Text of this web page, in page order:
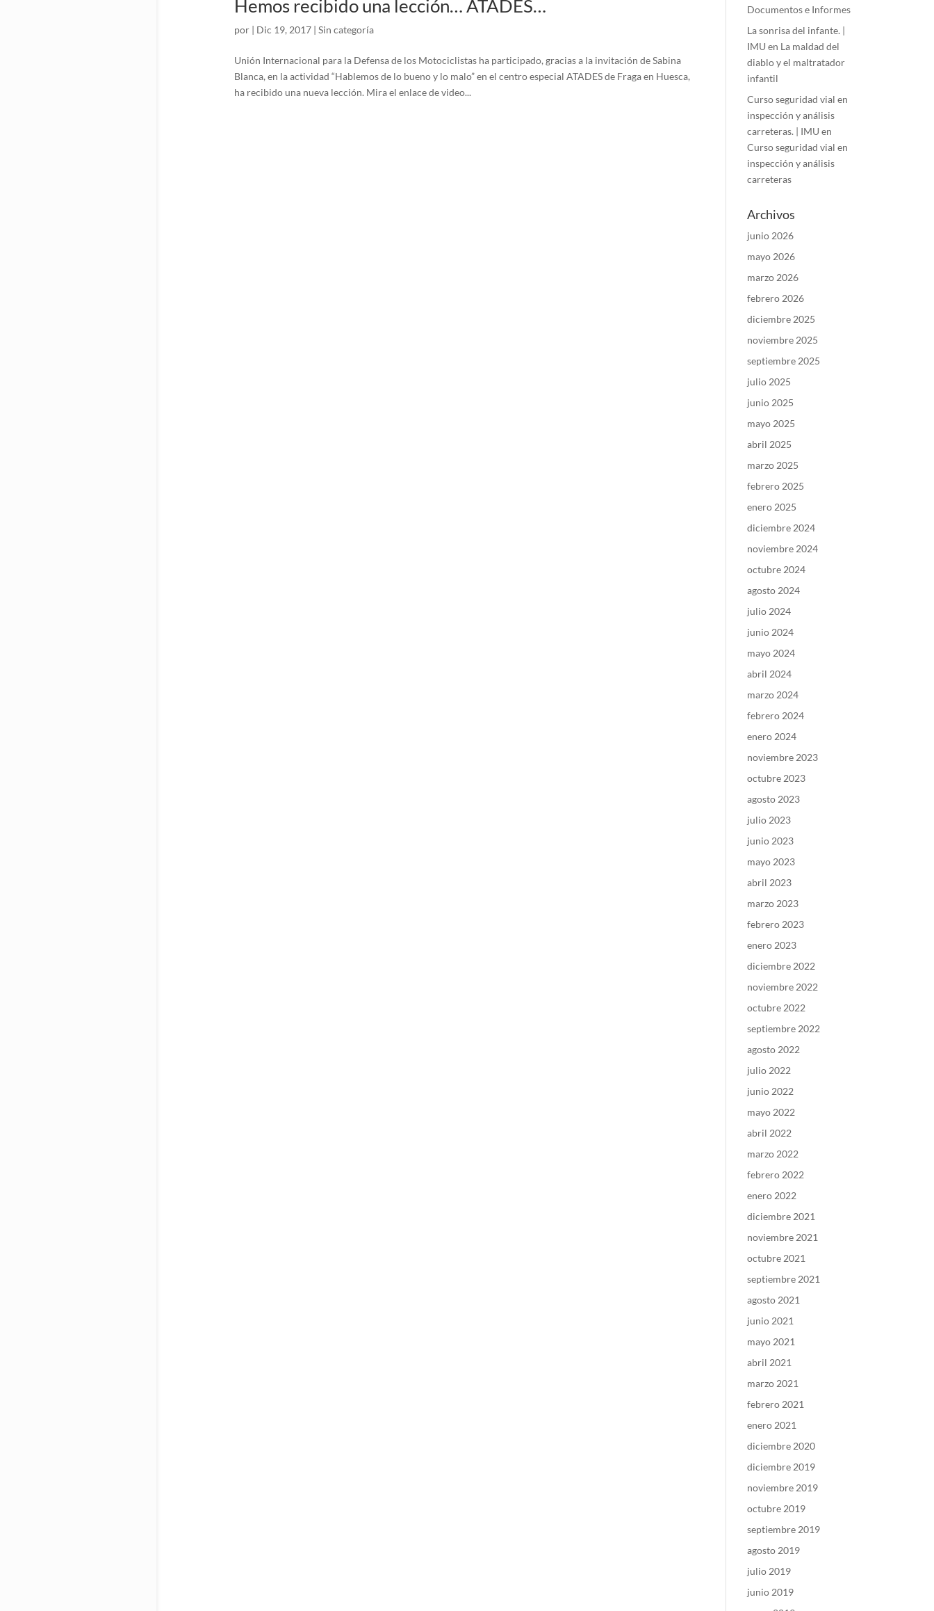
Hemos recibido una lección… ATADES…
por | Dic 19, 2017| Sin categoría
Unión Internacional para la Defensa de los Motociclistas ha participado, gracias a la invitación de Sabina
Blanca, en la actividad “Hablemos de lo bueno y lo malo” en el centro especial ATADES de Fraga en Huesca,
ha recibido una nueva lección. Mira el enlace de video...
Documentos e Informes
La sonrisa del infante. |
IMU en La maldad del
diablo y el maltratador
infantil
Curso seguridad vial en
inspección y análisis
carreteras. | IMU en
Curso seguridad vial en
inspección y análisis
carreteras
Archivos
junio 2026
mayo 2026
marzo 2026
febrero 2026
diciembre 2025
noviembre 2025
septiembre 2025
julio 2025
junio 2025
mayo 2025
abril 2025
marzo 2025
febrero 2025
enero 2025
diciembre 2024
noviembre 2024
octubre 2024
agosto 2024
julio 2024
junio 2024
mayo 2024
abril 2024
marzo 2024
febrero 2024
enero 2024
noviembre 2023
octubre 2023
agosto 2023
julio 2023
junio 2023
mayo 2023
abril 2023
marzo 2023
febrero 2023
enero 2023
diciembre 2022
noviembre 2022
octubre 2022
septiembre 2022
agosto 2022
julio 2022
junio 2022
mayo 2022
abril 2022
marzo 2022
febrero 2022
enero 2022
diciembre 2021
noviembre 2021
octubre 2021
septiembre 2021
agosto 2021
junio 2021
mayo 2021
abril 2021
marzo 2021
febrero 2021
enero 2021
diciembre 2020
diciembre 2019
noviembre 2019
octubre 2019
septiembre 2019
agosto 2019
julio 2019
junio 2019